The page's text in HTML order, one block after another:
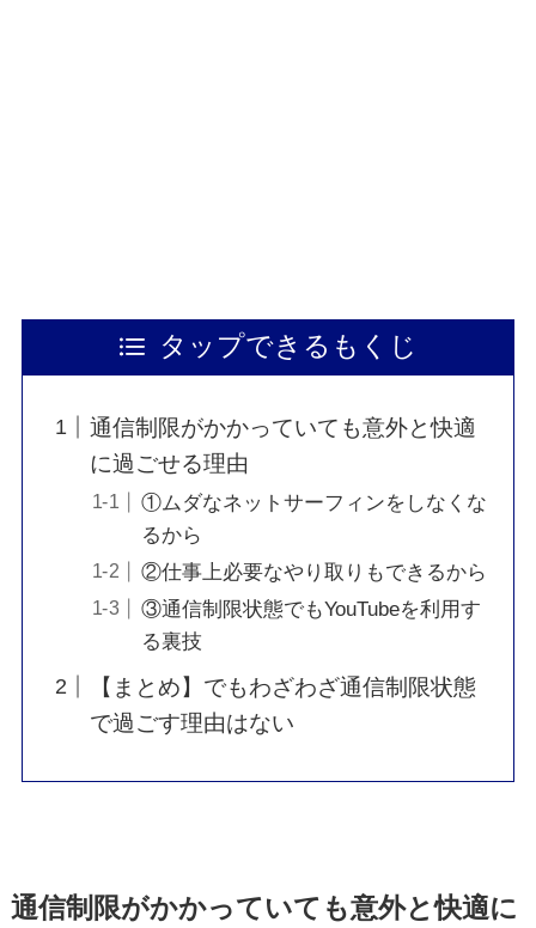
タップできるもくじ
通信制限がかかっていても意外と快適
に過ごせる理由
①ムダなネットサーフィンをしなくな
るから
②仕事上必要なやり取りもできるから
③通信制限状態でもYouTubeを利用す
る裏技
【まとめ】でもわざわざ通信制限状態
で過ごす理由はない
通信制限がかかっていても意外と快適に